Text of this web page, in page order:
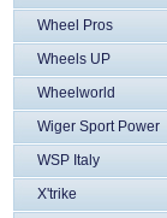
Wheel Pros
Wheels UP
Wheelworld
Wiger Sport Power
WSP Italy
X'trike